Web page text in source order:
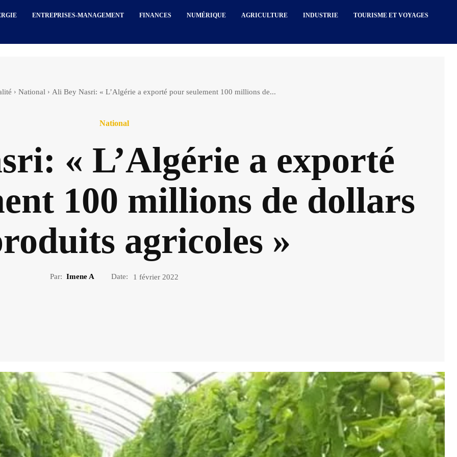
ENTREPRISES-MANAGEMENT FINANCES NUMÉRIQUE AGRICULTURE INDUSTRIE TOURISME ET VOYAGES
National Ali Bey Nasri: « L’Algérie a exporté pour seulement 100 millions de...
National
« L’Algérie a exporté
100 millions de dollars
agricoles »
Par: Imene A Date: 1 février 2022